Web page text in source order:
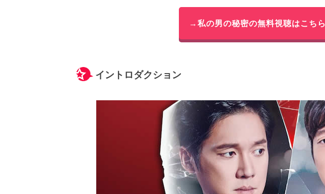
→私の男の秘密の無料視聴はこちら
イントロダクション